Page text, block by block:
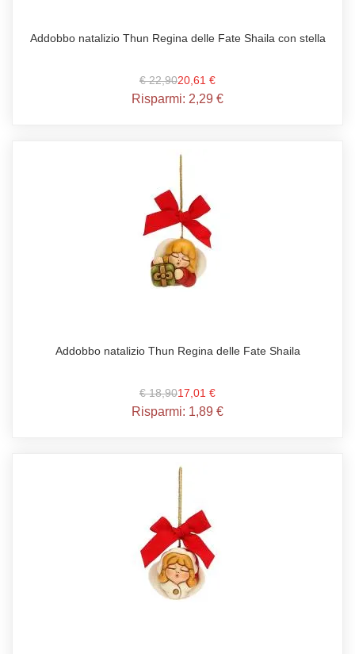
Addobbo natalizio Thun Regina delle Fate Shaila con stella
€ 22,9020,61 €
Risparmi: 2,29 €
Addobbo natalizio Thun Regina delle Fate Shaila
€ 18,9017,01 €
Risparmi: 1,89 €